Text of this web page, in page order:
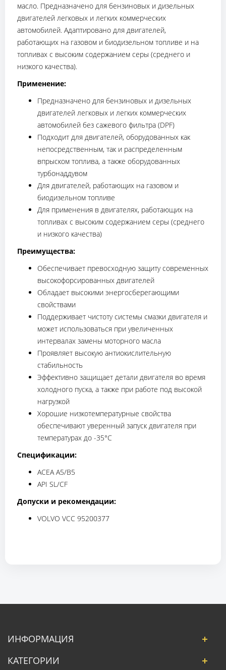
масло. Предназначено для бензиновых и дизельных
двигателей легковых и легких коммерческих
автомобилей. Адаптировано для двигателей,
работающих на газовом и биодизельном топливе и на
топливах с высоким содержанием серы (среднего и
низкого качества).
Применение:
Предназначено для бензиновых и дизельных
двигателей легковых и легких коммерческих
автомобилей без сажевого фильтра (DPF)
Подходит для двигателей, оборудованных как
непосредственным, так и распределенным
впрыском топлива, а также оборудованных
турбонаддувом
Для двигателей, работающих на газовом и
биодизельном топливе
Для применения в двигателях, работающих на
топливах с высоким содержанием серы (среднего
и низкого качества)
Преимущества:
Обеспечивает превосходную защиту современных
высокофорсированных двигателей
Обладает высокими энергосберегающими
свойствами
Поддерживает чистоту системы смазки двигателя и
может использоваться при увеличенных
интервалах замены моторного масла
Проявляет высокую антиокислительную
стабильность
Эффективно защищает детали двигателя во время
холодного пуска, а также при работе под высокой
нагрузкой
Хорошие низкотемпературные свойства
обеспечивают уверенный запуск двигателя при
температурах до -35°С
Спецификации:
ACEA A5/B5
API SL/CF
Допуски и рекомендации:
VOLVO VCC 95200377
ИНФОРМАЦИЯ
КАТЕГОРИИ